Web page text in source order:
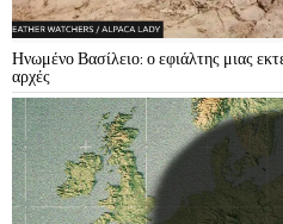
Ηνωμένο Βασίλειο: ο εφιάλτης μιας
αρχές